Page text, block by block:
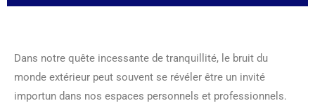
Dans notre quête incessante de tranquillité, le bruit du
monde extérieur peut souvent se révéler être un invité
importun dans nos espaces personnels et professionnels.